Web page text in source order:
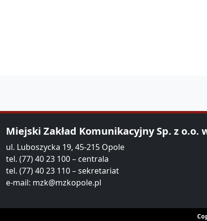
Miejski Zakład Komunikacyjny Sp. z o.o.
ul. Luboszycka 19, 45-215 Opole
tel. (77) 40 23 100 – centrala
tel. (77) 40 23 110 – sekretariat
e-mail: mzk@mzkopole.pl